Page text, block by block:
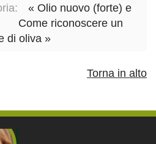
« Olio nuovo (forte) e
Come riconoscere un
di oliva »
Torna in alto